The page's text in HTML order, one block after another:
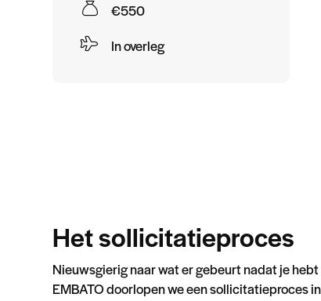
€550
In overleg
Het sollicitatieproces
Nieuwsgierig naar wat er gebeurt nadat je
EMBATO doorlopen we een sollicitatieproces
gesprek
je graag uit
tweede gesprek.
4. Wees welkom
Benieuwd hoe het is om
bij EMBATO te werken? Je